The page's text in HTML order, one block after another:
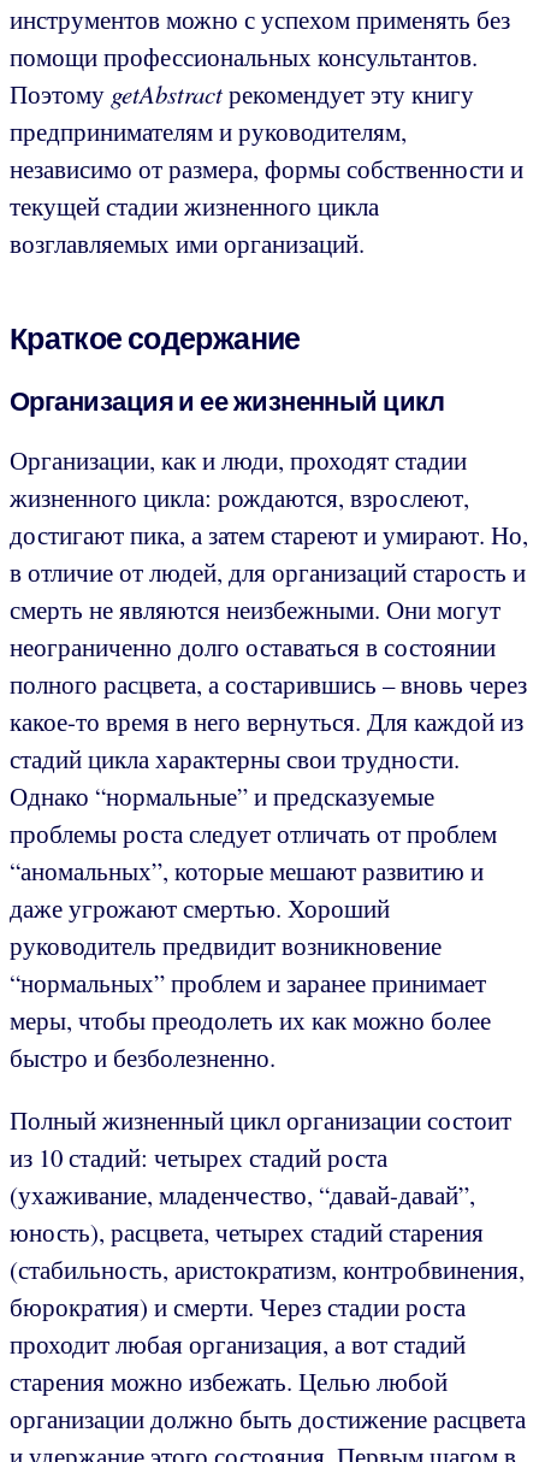
инструментов можно с успехом применять без
помощи профессиональных консультантов.
Поэтому getAbstractрекомендует эту книгу
предпринимателям и руководителям,
независимо от размера, формы собственности и
текущей стадии жизненного цикла
возглавляемых ими организаций.
Краткое содержание
Организация и ее жизненный цикл
Организации, как и люди, проходят стадии
жизненного цикла: рождаются, взрослеют,
достигают пика, а затем стареют и умирают. Но,
в отличие от людей, для организаций старость и
смерть не являются неизбежными. Они могут
неограниченно долго оставаться в состоянии
полного расцвета, а состарившись – вновь через
какое-то время в него вернуться. Для каждой из
стадий цикла характерны свои трудности.
Однако “нормальные” и предсказуемые
проблемы роста следует отличать от проблем
“аномальных”, которые мешают развитию и
даже угрожают смертью. Хороший
руководитель предвидит возникновение
“нормальных” проблем и заранее принимает
меры, чтобы преодолеть их как можно более
быстро и безболезненно.
Полный жизненный цикл организации состоит
из 10 стадий: четырех стадий роста
(ухаживание, младенчество, “давай-давай”,
юность), расцвета, четырех стадий старения
(стабильность, аристократизм, контробвинения,
бюрократия) и смерти. Через стадии роста
проходит любая организация, а вот стадий
старения можно избежать. Целью любой
организации должно быть достижение расцвета